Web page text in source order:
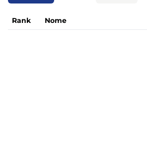
Rank Nome